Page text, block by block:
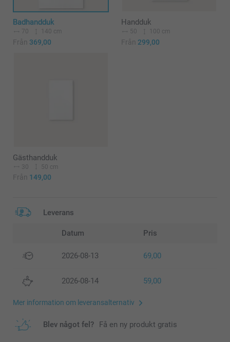
Badhandduk
70 140 cm
Från 369,00
Handduk
50 100 cm
Från 299,00
Gästhandduk
30 50 cm
Från 149,00
Leverans
Datum Pris
2026-08-13 69,00
2026-08-14 59,00
Mer information om leveransalternativ
Blev något fel? Få en ny produkt gratis